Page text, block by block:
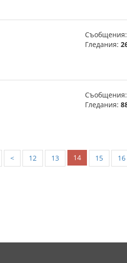
Съобщения:
Гледания:
Съобщения:
Гледания:
< 12 13 14 15 16